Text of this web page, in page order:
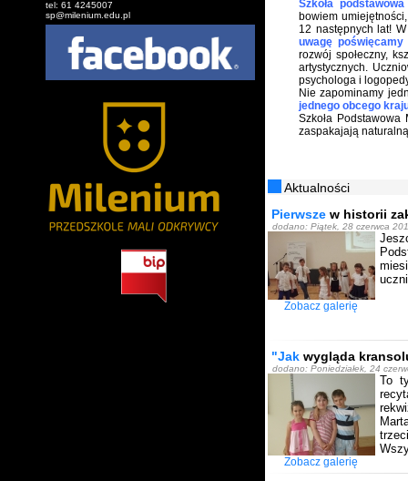
tel: 61 4245007
sp@milenium.edu.pl
Szkoła
bowiem
12 następnych lat!
uwagę
rozwój społeczny,
artystycznych.
psychologa i
Nie zapominamy
jednego obcego
Szkoła
zaspakajają
Aktualności
Pierwsze w historii
dodano: Piątek, 28 czerwca
Zobacz galerię
"Jak wygląda
dodano: Poniedziałek, 24
Zobacz galerię
To